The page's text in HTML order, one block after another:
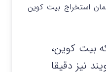
استخراج بیت کوین
بیت کوین،
نیز دقیقا